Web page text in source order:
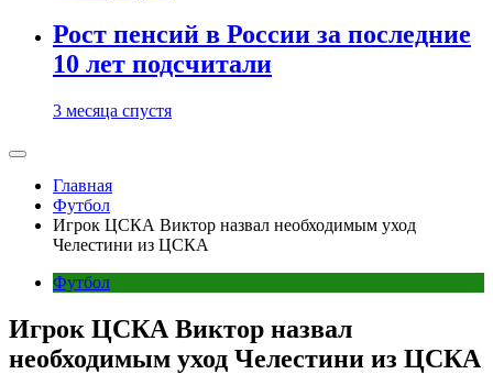
Рост пенсий в России за последние
10 лет подсчитали
3 месяца спустя
Главная
Футбол
Игрок ЦСКА Виктор назвал необходимым уход
Челестини из ЦСКА
Футбол
Игрок ЦСКА Виктор назвал
необходимым уход Челестини из ЦСКА